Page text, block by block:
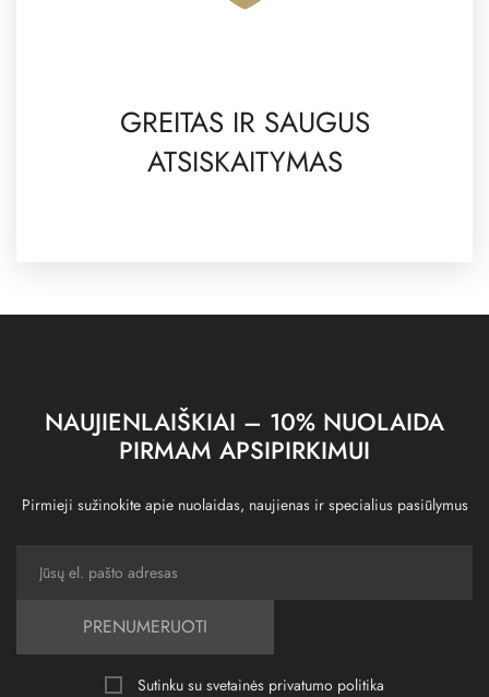
GREITAS IR SAUGUS
ATSISKAITYMAS
NAUJIENLAIŠKIAI – 10% NUOLAIDA
PIRMAM APSIPIRKIMUI
Pirmieji sužinokite apie nuolaidas, naujienas ir specialius pasiūlymus
PRENUMERUOTI
Sutinku su svetainės privatumo politika